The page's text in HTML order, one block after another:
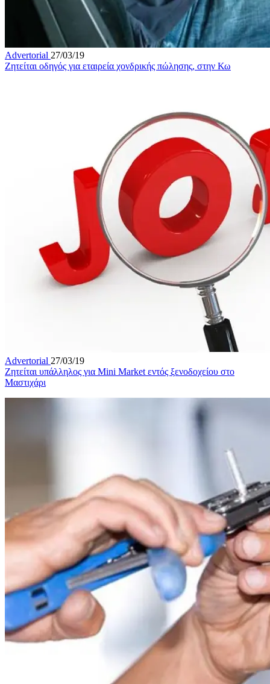
Advertorial 27/03/19
Ζητείται οδηγός για εταιρεία χονδρικής πώλησης, στην Κω
Advertorial 27/03/19
Ζητείται υπάλληλος για Mini Market εντός ξενοδοχείου στο
Μαστιχάρι